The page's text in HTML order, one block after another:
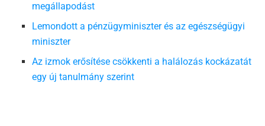
megállapodást
Lemondott a pénzügyminiszter és az egészségügyi
miniszter
Az izmok erősítése csökkenti a halálozás kockázatát
egy új tanulmány szerint